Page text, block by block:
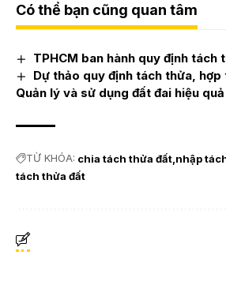
Có thể bạn cũng quan tâm
TPHCM ban hành quy định tách
Dự thảo quy định tách thửa, hợp
Quản lý và sử dụng đất đai hiệu quả
TỪ KHÓA: chia tách thửa đất nhập
tách thửa đất